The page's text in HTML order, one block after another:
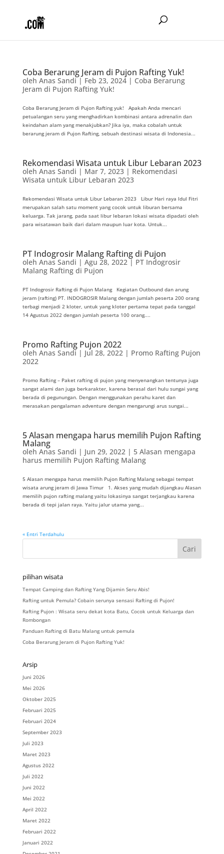
Coba Berarung Jeram di Pujon Rafting Yuk!
oleh Anas Sandi| Feb 23, 2024| Coba Berarung
Jeram di Pujon Rafting Yuk!
Coba Berarung Jeram di Pujon Rafting yuk! Apakah Anda mencari
petualangan seru yang menghadirkan kombinasi antara adrenalin dan
keindahan alam yang menakjubkan? Jika iya, maka cobalah untuk
berarung jeram di Pujon Rafting, sebuah destinasi wisata di Indonesia...
Rekomendasi Wisata untuk Libur Lebaran 2023
oleh Anas Sandi | Mar 7, 2023| Rekomendasi
Wisata untuk Libur Lebaran 2023
Rekomendasi Wisata untuk Libur Lebaran 2023 Libur Hari raya Idul Fitri
merupakan salah satu moment yang cocok untuk liburan bersama
keluarga. Tak jarang, pada saat libur lebaran lokasi wisata dipadati oleh
para wisatawan baik dari dalam maupun luar kota. Untuk...
PT Indogrosir Malang Rafting di Pujon
oleh Anas Sandi | Agu 28, 2022| PT Indogrosir
Malang Rafting di Pujon
PT Indogrosir Rafting di Pujon Malang Kegiatan Outbound dan arung
jeram (rafting) PT. INDOGROSIR Malang dengan jumlah peserta 200 orang
terbagi menjadi 2 kloter, untuk yang kloter pertama tepat pada tanggal
14 Agustus 2022 dengan jumlah peserta 100 orang....
Promo Rafting Pujon 2022
oleh Anas Sandi| Jul 28, 2022| Promo Rafting Pujon
2022
Promo Rafting – Paket rafting di pujon yang menyenangkan tentunya juga
sangat alami dan juga berkarakter, karena berasal dari hulu sungai yang
berada di pegunungan. Dengan menggunakan perahu karet dan
merasakan pengalaman adventure dengan mengarungi arus sungai...
5 Alasan mengapa harus memilih Pujon Rafting
Malang
oleh Anas Sandi | Jun 29, 2022| 5 Alasan mengapa
harus memilih Pujon Rafting Malang
5 Alasan mengapa harus memilih Pujon Rafting Malang sebagai tempat
wisata arung jeram di Jawa Timur 1. Akses yang mudah dijangkau Alasan
memilih pujon rafting malang yaitu lokasinya sangat terjangkau karena
berada di tepi jalan raya. Yaitu jalur utama yang...
« Entri Terdahulu
pilihan wisata
Tempat Camping dan Rafting Yang Dijamin Seru Abis!
Rafting untuk Pemula? Cobain serunya sensasi Rafting di Pujon!
Rafting Pujon : Wisata seru dekat kota Batu, Cocok untuk Keluarga dan
Rombongan
Panduan Rafting di Batu Malang untuk pemula
Coba Berarung Jeram di Pujon Rafting Yuk!
Arsip
Juni 2026
Mei 2026
Oktober 2025
Februari 2025
Februari 2024
September 2023
Juli 2023
Maret 2023
Agustus 2022
Juli 2022
Juni 2022
Mei 2022
April 2022
Maret 2022
Februari 2022
Januari 2022